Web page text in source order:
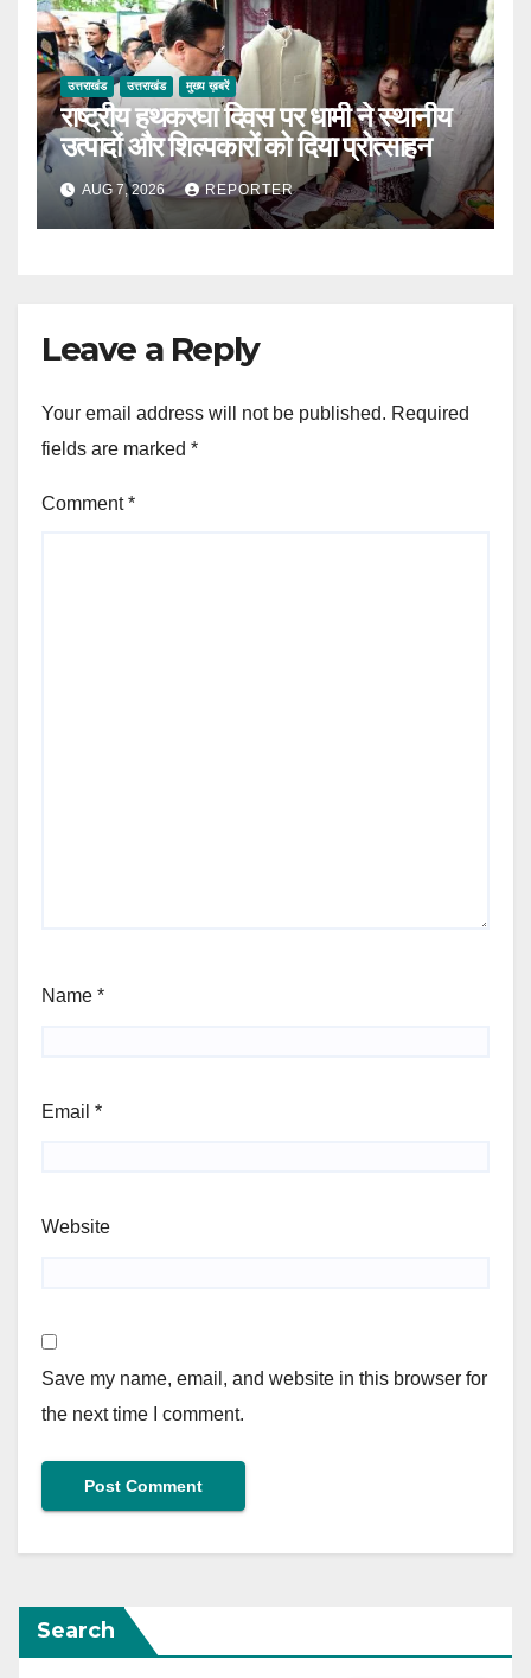
उत्तराखंड उत्तराखंड मुख्य ख़बरें
राष्ट्रीय हथकरघा दिवस पर धामी ने स्थानीय
उत्पादों और शिल्पकारों को दिया प्रोत्साहन
AUG 7, 2026 REPORTER
Leave a Reply
Your email address will not be published. Required
fields are marked *
Comment*
Name *
Email *
Website
Save my name, email, and website in this browser for
the next time I comment.
Search